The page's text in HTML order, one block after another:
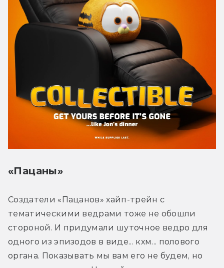
«Пацаны»
Создатели «Пацанов» хайп-трейн с
тематическими ведрами тоже не обошли
стороной. И придумали шуточное ведро для
одного из эпизодов в виде... кхм... полового
органа. Показывать мы вам его не будем, но